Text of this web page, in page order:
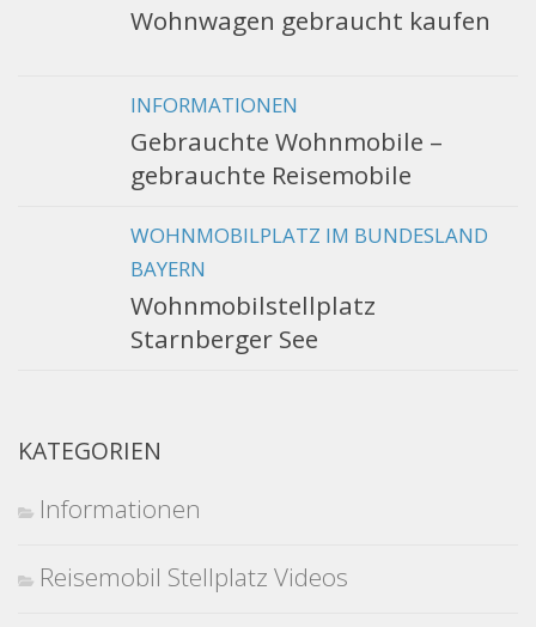
Wohnwagen gebraucht kaufen
INFORMATIONEN
Gebrauchte Wohnmobile –
gebrauchte Reisemobile
WOHNMOBILPLATZ IM BUNDESLAND
BAYERN
Wohnmobilstellplatz
Starnberger See
KATEGORIEN
Informationen
Reisemobil Stellplatz Videos